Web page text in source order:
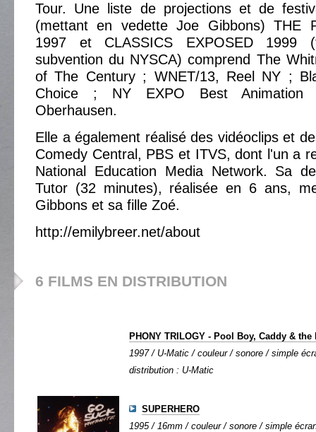
Tour. Une liste de projections et de
(mettant en vedette Joe Gibbons) THE
1997 et CLASSICS EXPOSED 1999
subvention du NYSCA) comprend The
of The Century ; WNET/13, Reel NY ;
Choice ; NY EXPO Best
Oberhausen.
Elle a également réalisé des vidéoclips et
Comedy Central, PBS et ITVS, dont l'un a
National Education Media Network. Sa
Tutor (32 minutes), réalisée en 6 ans,
Gibbons et sa fille Zoé.
http://emilybreer.net/about
6 FILMS EN DISTRIBUTION
PHONY TRILOGY - Pool Boy, Caddy & the
1997 / U-Matic / couleur / sonore / simple
distribution : U-Matic
SUPERHERO
1995 / 16mm / couleur / sonore / simple